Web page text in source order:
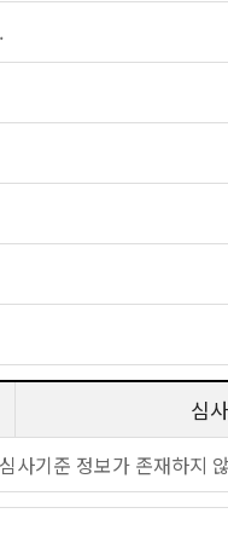
심
사기준 정보가 존재하지